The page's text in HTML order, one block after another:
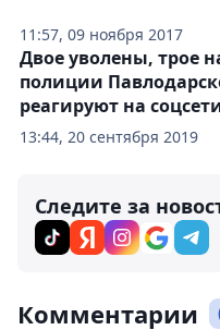
11:57, 09 ноября 2017
13:44, 20 сентября 2019
Двое уволены, трое
полиции
реагируют на
Следите за
Комментарии